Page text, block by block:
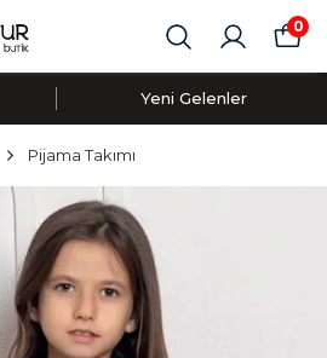
0
Yeni Gelenler
Pijama Takımı